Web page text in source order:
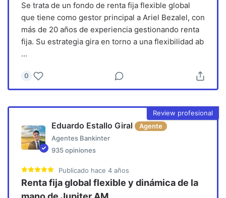
Se trata de un fondo de renta fija flexible global
que tiene como gestor principal a Ariel Bezalel, con
más de 20 años de experiencia gestionando renta
fija. Su estrategia gira en torno a una flexibilidad ab
...
0
Review profesional
Eduardo Estallo Giral
Agente
Agentes Bankinter
935 opiniones
Publicado hace 4 años
Renta fija global flexible y dinámica de la